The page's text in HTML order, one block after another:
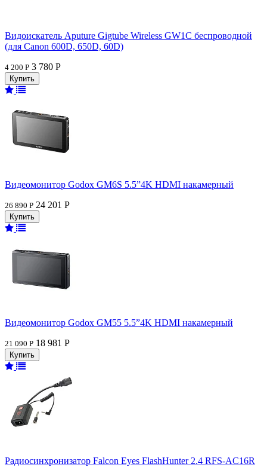
Видоискатель Aputure Gigtube Wireless GW1C беспроводной
(для Canon 600D, 650D, 60D)
4 200 Р 3 780 Р
Видеомонитор Godox GM6S 5.5”4K HDMI накамерный
26 890 Р 24 201 Р
Видеомонитор Godox GM55 5.5”4K HDMI накамерный
21 090 Р 18 981 Р
Радиосинхронизатор Falcon Eyes FlashHunter 2.4 RFS-AC16R